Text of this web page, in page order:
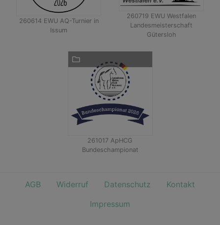
260614 EWU AQ-Turnier in
Issum
260719 EWU Westfalen
Landesmeisterschaft
Gütersloh
261017 ApHCG
Bundeschampionat
AGB Widerruf Datenschutz
Kontakt
Impressum